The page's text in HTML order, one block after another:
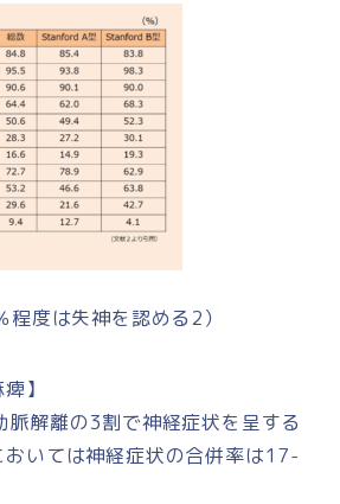
度は失神を認める2）
】
解離の3割で神経症状を呈する
いては神経症状の合併率は17-